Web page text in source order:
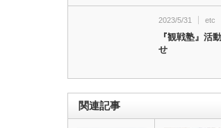
2023/5/31 etc
『観戦塾』活
せ
関連記事